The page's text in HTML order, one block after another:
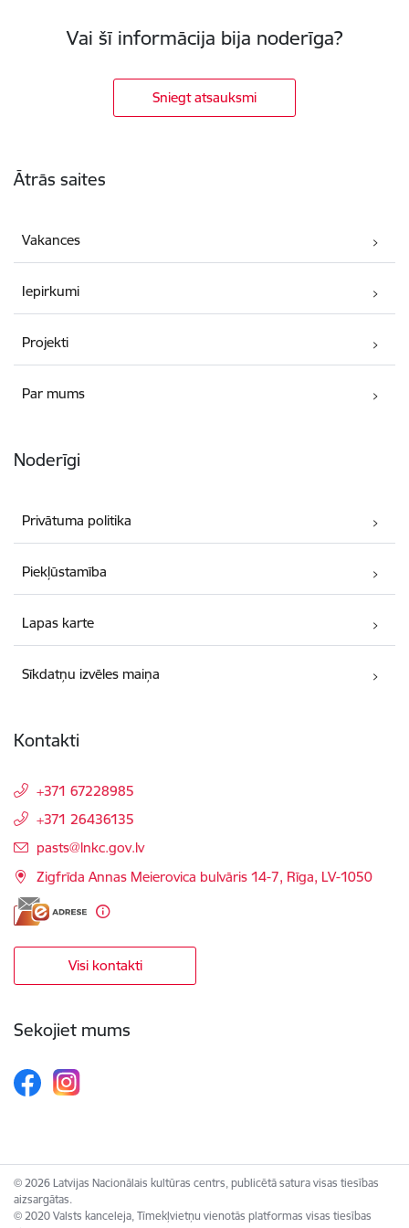
Vai šī informācija bija noderīga?
Sniegt atsauksmi
Ātrās saites
Vakances
Iepirkumi
Projekti
Par mums
Noderīgi
Privātuma politika
Piekļūstamība
Lapas karte
Sīkdatņu izvēles maiņa
Kontakti
+371 67228985
+371 26436135
E-pasts:
pasts@lnkc.gov.lv
Zigfrīda Annas Meierovica bulvāris 14-7, Rīga, LV-1050
Visi kontakti
Sekojiet mums
© 2026 Latvijas Nacionālais kultūras centrs, publicētā satura visas tiesības
aizsargātas.
© 2020 Valsts kanceleja, Tīmekļvietņu vienotās platformas visas tiesības